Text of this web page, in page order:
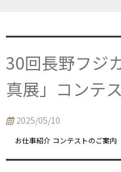
30回長野フジ
真展」コンテ
2025/05/10
お仕事紹介 コンテストのご案内